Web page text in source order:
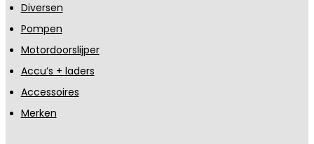
Diversen
Pompen
Motordoorslijper
Accu’s + laders
Accessoires
Merken